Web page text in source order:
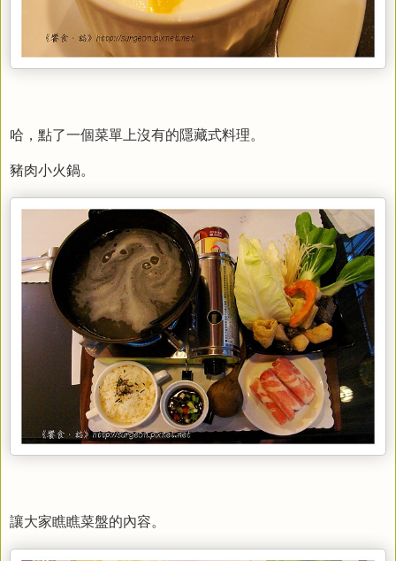
哈，點了一個菜單上沒有的隱藏式料理。
豬肉小火鍋。
讓大家瞧瞧菜盤的內容。